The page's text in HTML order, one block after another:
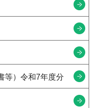
等）令和7年度分